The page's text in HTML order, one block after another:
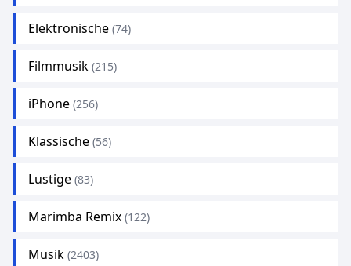
Elektronische (74)
Filmmusik (215)
iPhone (256)
Klassische (56)
Lustige (83)
Marimba Remix (122)
Musik (2403)